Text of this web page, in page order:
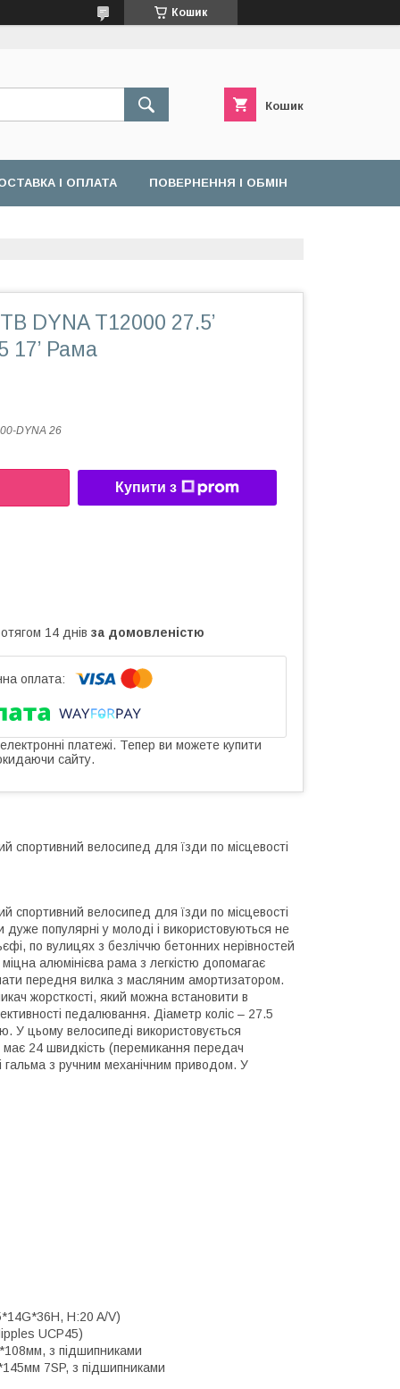
Кошик
Кошик
І ОПЛАТА ПОВЕРНЕННЯ І ОБМІН
DYNA T12000 27.5’
17’ Рама
DYNA 26
Купити з
14 днів за домовленістю
платежі. Тепер ви можете купити
сайту.
спортивний велосипед для їзди по місцевості
спортивний велосипед для їзди по місцевості
популярні у молоді і використовуються не
по вулицях з безліччю бетонних нерівностей
алюмінієва рама з легкістю допомагає
передня вилка з масляним амортизатором.
жорсткості, який можна встановити в
педалювання. Діаметр коліс – 27.5
У цьому велосипеді використовується
24 швидкість (перемикання передач
гальма з ручним механічним приводом. У
H:20 A/V)
UCP45)
з підшипниками
7SP, з підшипниками